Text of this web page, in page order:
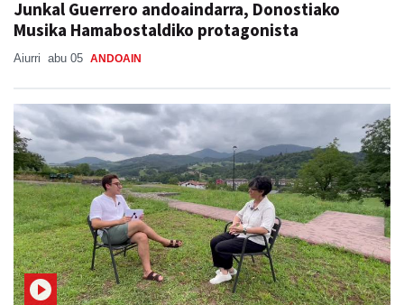
Junkal Guerrero andoaindarra, Donostiako
Musika Hamabostaldiko protagonista
Aiurri abu 05 ANDOAIN